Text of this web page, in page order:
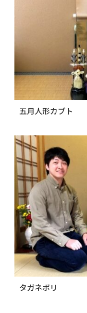
五月人形カブト
タガネボリ